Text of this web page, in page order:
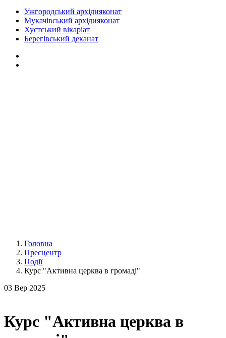
Ужгородський архідияконат
Мукачівський архідияконат
Хустський вікаріат
Берегівський деканат
Головна
Пресцентр
Події
Курс "Активна церква в громаді"
03 Вер 2025
Курс "Активна церква в